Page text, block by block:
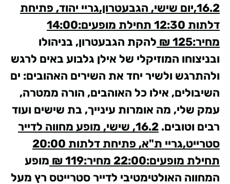
16.2,יום שישי, הגבעטרון,גריי יהוד, פתיחת
דלתות 12:30 תחילת מופעים:14:00
מחיר:125 ₪
להקת הגבעטרון, בניהולו
ובניצוחו המוזיקלי של אילן גלבוע באים לרגש
ולהתרגש ולשיר יחד את השירים האהובים: ים
השיבולים, אילו כל האוהבים, הורה ממטרה,
עמק שלי, מה אומרות עינייך, בת שישים ועוד
רבים וטובים.
16.2, שישי, מופע מחווה לדייר
סטרייט,גריי ת"א, פתיחת דלתות 20:00
תחילת מופעים:22:00 מחיר:119 ₪
מופע
המחווה האולטימטיבי לדייר סטרייטס רץ מעל